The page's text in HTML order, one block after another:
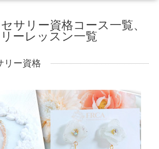
サリー資格コース一覧、
ーレッスン一覧
リー資格